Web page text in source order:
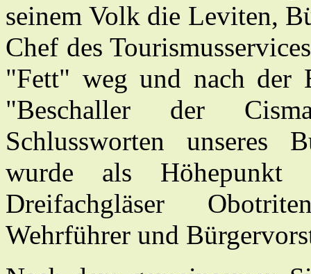
seinem Volk die Leviten,
Chef des
"Fett" weg und nach der
"Beschaller der
Schlussworten unseres
wurde als Höhepunkt
Dreifachgläser
Wehrführer und